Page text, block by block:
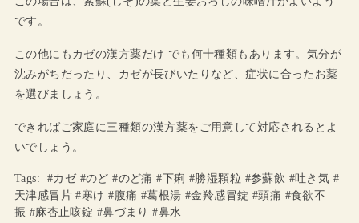
です。
この他にもカゼの漢方薬だけ でも何十種類もあります。気分が
沈みがちだったり、カゼが長びいたりなど、症状に合ったお薬
を選びましょう。
できればご家庭に三種類の漢方薬をご用意して対応されるとよ
いでしょう。
Tags: #カゼ #のど #のど痛 #下痢 #勝湿顆粒 #参蘇飲 #吐き気 #
天津感冒片 #寒け #腹痛 #葛根湯 #金羚感冒錠 #頭痛 #食欲不
振 #麻杏止咳錠 #鼻づまり #鼻水